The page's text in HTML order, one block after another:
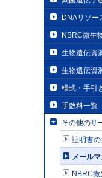
DNAリソー
NBRC微生
生物遺伝資
生物遺伝資
様式・手引
手数料一覧
その他のサ
証明書
メール
NBRC微